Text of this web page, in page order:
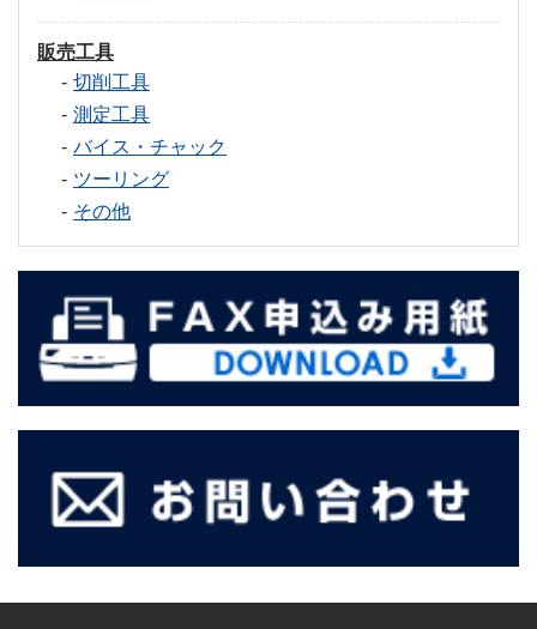
販売工具
切削工具
測定工具
バイス・チャック
ツーリング
その他